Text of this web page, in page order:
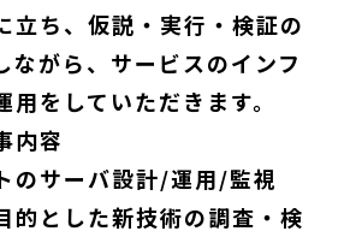
立ち、仮説・実行・検証の
ながら、サービスのインフ
用をしていただきます。
内容
のサーバ設計/運用/監視
的とした新技術の調査・検